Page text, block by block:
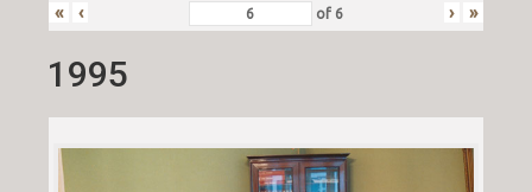
« ‹ of 6 › »
1995